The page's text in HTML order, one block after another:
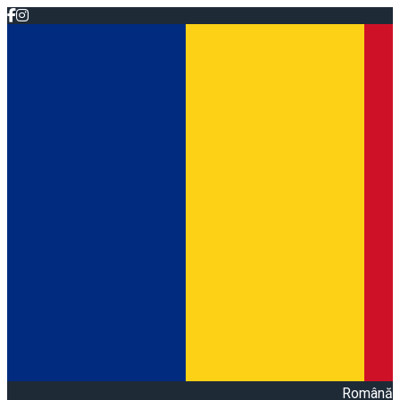
Română